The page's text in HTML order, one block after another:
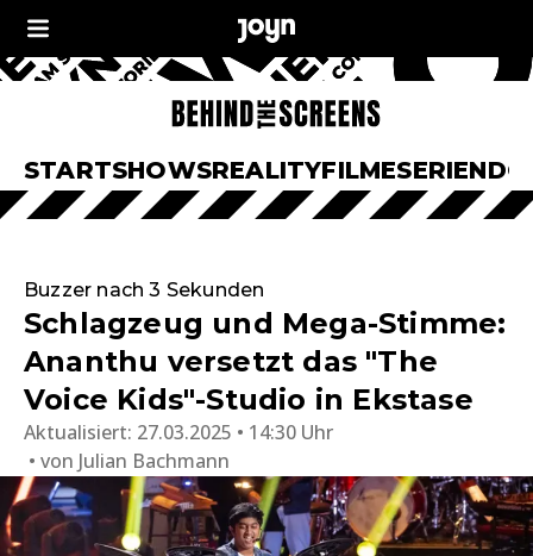
STARTSHOWSREALITYFILMESERIEN
Buzzer nach 3 Sekunden
Schlagzeug und Mega-Stimme:
Ananthu versetzt das "The
Voice Kids"-Studio in Ekstase
Aktualisiert: 27.03.2025 • 14:30 Uhr
von Julian Bachmann